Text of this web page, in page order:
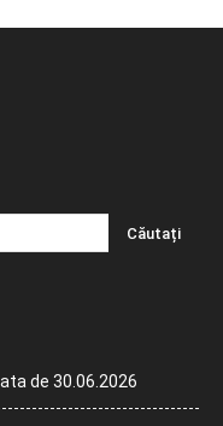
de 30.06.2026